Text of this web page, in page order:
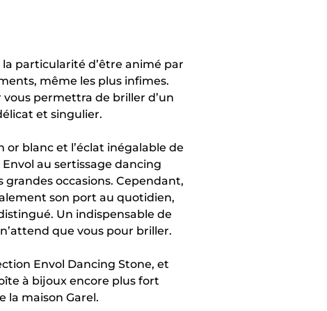
particularité d’être animé par
même les plus infimes.
vous permettra de briller d’un
et singulier.
or blanc et l’éclat inégalable de
au sertissage dancing
grandes occasions. Cependant,
son port au quotidien,
Un indispensable de
que vous pour briller.
Envol Dancing Stone, et
à bijoux encore plus fort
la maison Garel.